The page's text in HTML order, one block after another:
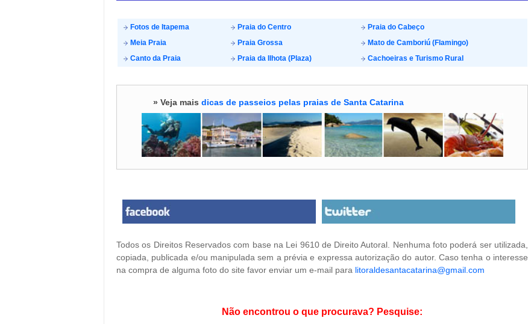
Fotos de Itapema Praia do Centro
Praia do Cabeço
Meia Praia
Praia Grossa
Mato de Camboriú (Flamingo)
Canto da Praia
Praia da Ilhota (Plaza) Cachoeiras e Turismo Rural
» Veja mais dicas de passeios pelas praias de Santa Catarina
Todos os Direitos Reservados com base na Lei 9610 de Direito Autoral. Nenhuma foto poderá ser utilizada,
copiada, publicada e/ou manipulada sem a prévia e expressa autorização do autor. Caso tenha o interesse
na compra de alguma foto do site favor enviar um e-mail para litoraldesantacatarina@gmail.com
Não encontrou o que procurava? Pesquise: